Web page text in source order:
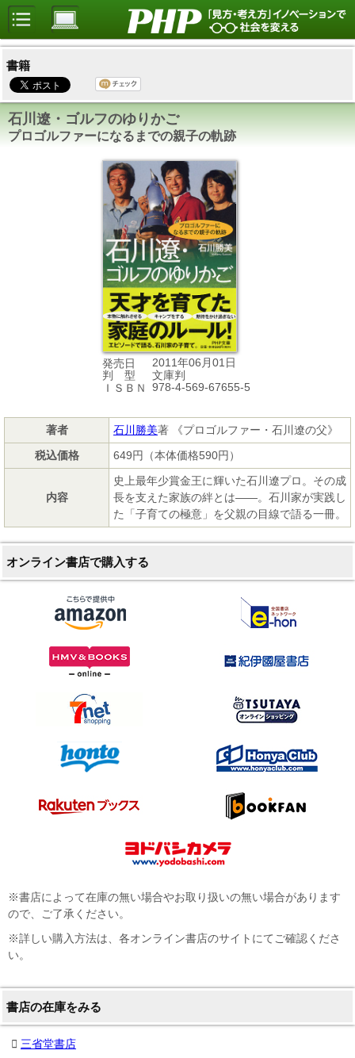
書籍
石川遼・ゴルフのゆりかご
プロゴルファーになるまでの親子の軌跡
発売日
2011年06月01日
判 型
文庫判
ＩＳＢＮ
978-4-569-67655-5
著者 石川勝美著 《プロゴルファー・石川遼の父》
税込価格
649円（本体価格590円）
内容
史上最年少賞金王に輝いた石川遼プロ。その成
長を支えた家族の絆とは――。石川家が実践し
た「子育ての極意」を父親の目線で語る一冊。
オンライン書店で購入する
※書店によって在庫の無い場合やお取り扱いの無い場合があります
ので、ご了承ください。
※詳しい購入方法は、各オンライン書店のサイトにてご確認くださ
い。
書店の在庫をみる
三省堂書店